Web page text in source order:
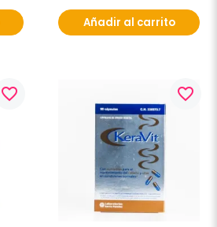
Añadir al carrito
favorite_border favorite_border